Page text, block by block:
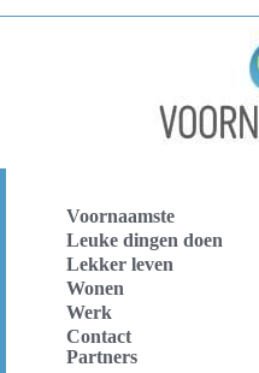
Voornaamste
Leuke dingen doen
Lekker leven
Wonen
Werk
Contact
Partners